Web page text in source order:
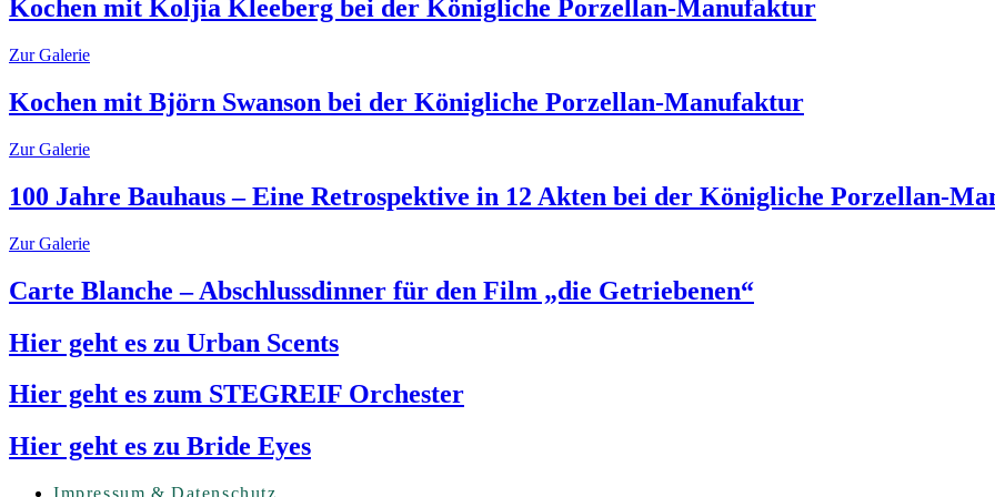
Kochen mit Koljia Kleeberg bei der Königliche Porzellan-Manufaktur
Zur Galerie
Kochen mit Björn Swanson bei der Königliche Porzellan-Manufaktur
Zur Galerie
100 Jahre Bauhaus – Eine Retrospektive in 12 Akten bei der Königliche Porzellan-
Zur Galerie
Carte Blanche – Abschlussdinner für den Film „die Getriebenen“
Hier geht es zu Urban Scents
Hier geht es zum STEGREIF Orchester
Hier geht es zu Bride Eyes